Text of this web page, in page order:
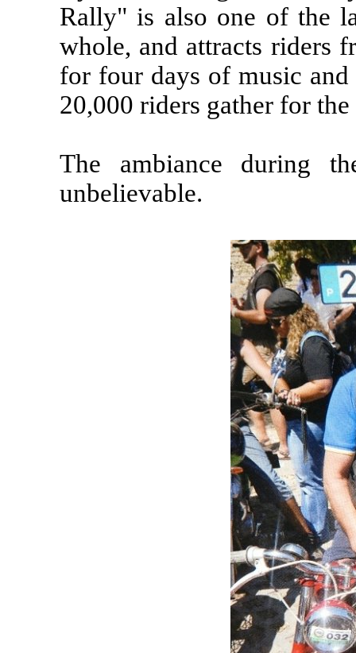
Rally" is also one of the
whole, and attracts riders
for four days of music
20,000 riders gather for
The ambiance during
unbelievable.